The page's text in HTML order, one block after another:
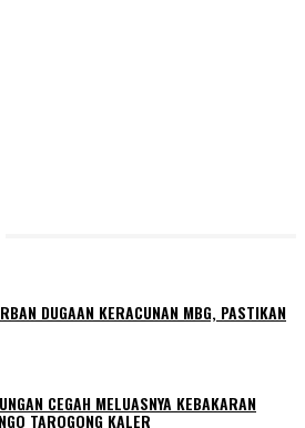
DUGAAN KERACUNAN MBG, PASTIKAN
CEGAH MELUASNYA KEBAKARAN
TAROGONG KALER